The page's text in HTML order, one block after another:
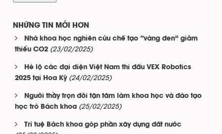
NHỮNG TIN MỚI HƠN
Nhà khoa học nghiên cứu chế tạo “vàng đen” giảm
thiểu CO2 (23/02/2025)
Hé lộ các đại diện Việt Nam thi đấu VEX Robotics
2025 tại Hoa Kỳ (24/02/2025)
Người thầy trọn đời tận tâm làm khoa học và đào tạo
học trò Bách khoa (25/02/2025)
Trí tuệ Bách khoa góp phần xây dựng đất nước